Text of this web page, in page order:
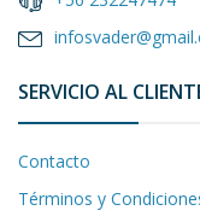
SERVICIO AL
Contacto
Términos y